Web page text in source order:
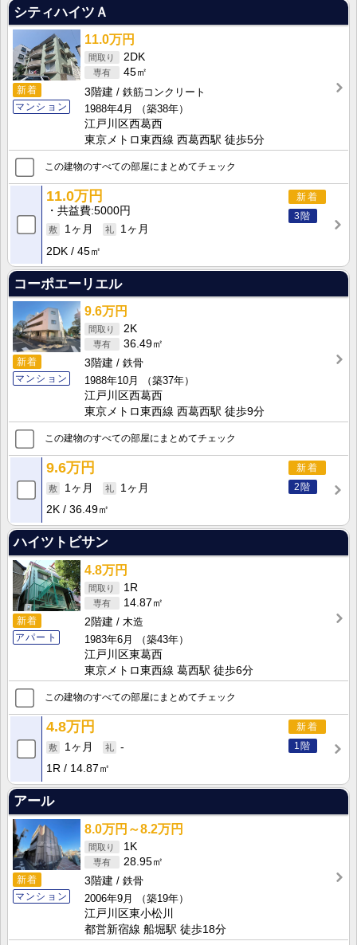
シティハイツＡ
新着
マンション
11.0万円
2DK
45㎡
3階建
鉄筋コンクリート
1988年4月
（築38年）
江戸川区西葛西
東京メトロ東西線 西葛西駅 徒歩5分
この建物のすべての部屋にまとめてチェック
新着
3階
11.0万円
共益費 5000円
1ヶ月
1ヶ月
2DK
45㎡
コーポエーリエル
新着
マンション
9.6万円
2K
36.49㎡
3階建
鉄骨
1988年10月
（築37年）
江戸川区西葛西
東京メトロ東西線 西葛西駅 徒歩9分
この建物のすべての部屋にまとめてチェック
新着
2階
9.6万円
1ヶ月
1ヶ月
2K
36.49㎡
ハイツトビサン
新着
アパート
4.8万円
1R
14.87㎡
2階建
木造
1983年6月
（築43年）
江戸川区東葛西
東京メトロ東西線 葛西駅 徒歩6分
この建物のすべての部屋にまとめてチェック
新着
1階
4.8万円
1ヶ月
-
1R
14.87㎡
アール
新着
マンション
8.0万円～8.2万円
1K
28.95㎡
3階建
鉄骨
2006年9月
（築19年）
江戸川区東小松川
都営新宿線 船堀駅 徒歩18分